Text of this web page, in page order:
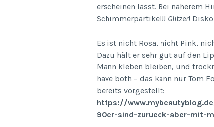
erscheinen lässt. Bei näherem
Schimmerpartikel!! Glitzer! Disko!
Es ist nicht Rosa, nicht Pink,
Dazu hält er sehr gut auf den
Mann kleben bleiben, und
have both – das kann nur Tom
bereits vorgestellt:
https://
90er-sind-zurueck-aber-mit-